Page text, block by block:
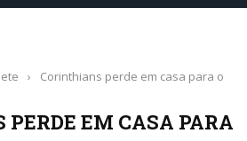
›
Corinthians perde em casa para o
EM CASA PARA